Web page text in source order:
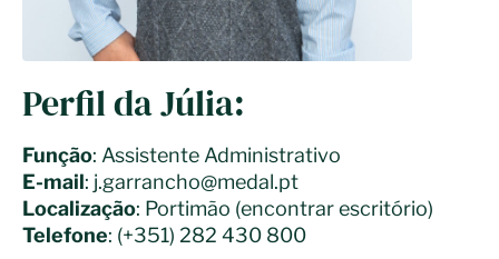
Perfil da Júlia:
Função: Assistente Administrativo
E-mail: j.garrancho@medal.pt
Localização: Portimão (encontrar escritório)
Telefone: (+351) 282 430 800